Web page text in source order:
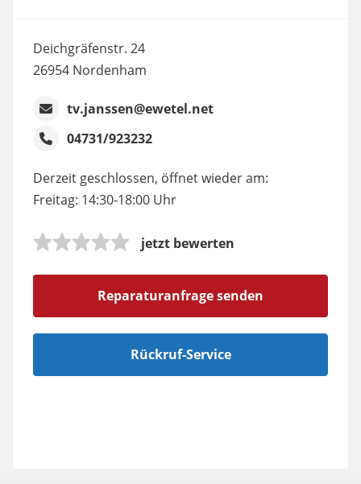
Deichgräfenstr. 24
26954 Nordenham
tv.janssen@ewetel.net
04731/923232
Derzeit geschlossen, öffnet wieder am:
Freitag: 14:30-18:00 Uhr
jetzt bewerten
Reparaturanfrage senden
Rückruf-Service